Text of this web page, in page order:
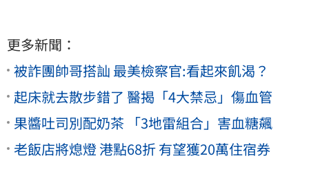
更多新聞：
被詐團帥哥搭訕 最美檢察官:看起來飢渴？
起床就去散步錯了 醫揭「4大禁忌」傷血管
果醬吐司別配奶茶 「3地雷組合」害血糖飆
老飯店將熄燈 港點68折 有望獲20萬住宿券